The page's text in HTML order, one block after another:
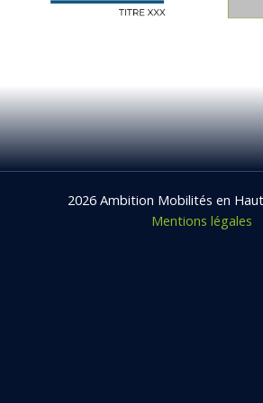
2026 Ambition Mobilités en
Mentions légales